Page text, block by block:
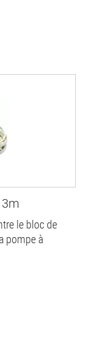
le bloc de
pompe à